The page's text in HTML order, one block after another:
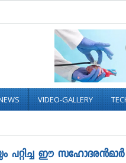
VIDEO-GALLERY
പറ്റിച്ച ഈ